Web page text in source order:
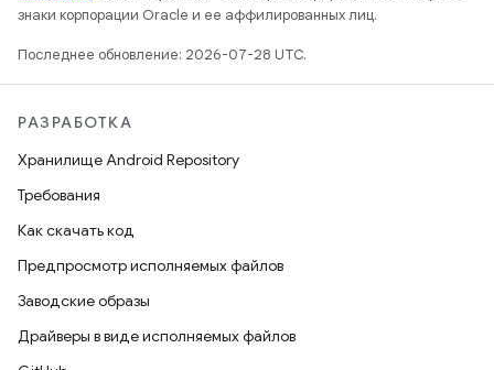
знаки корпорации Oracle и ее аффилированных лиц.
Последнее обновление: 2026-07-28 UTC.
РАЗРАБОТКА
Хранилище Android Repository
Требования
Как скачать код
Предпросмотр исполняемых файлов
Заводские образы
Драйверы в виде исполняемых файлов